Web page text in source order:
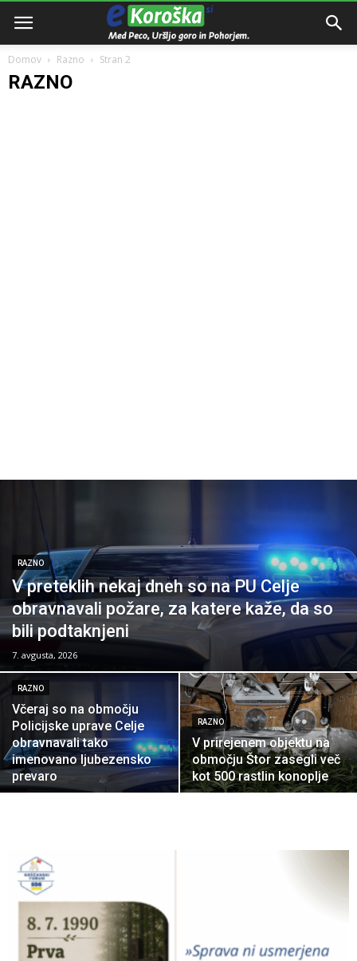
Domov Razno Stran 2
RAZNO
RAZNO
V preteklih nekaj dneh so na PU Celje
obravnavali požare, za katere kaže, da so
bili podtaknjeni
7. avgusta, 2026
RAZNO
Včeraj so na območju
Policijske uprave Celje
obravnavali tako
imenovano ljubezensko
prevaro
RAZNO
V prirejenem objektu na
območju Štor zasegli več
kot 500 rastlin konoplje